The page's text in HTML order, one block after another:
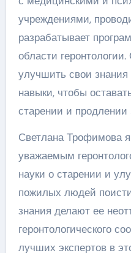
учреждениями,
разрабатывает
области
улучшить свои
навыки, чтобы
старении и продлении
Светлана Трофимова
уважаемым
науки о старении и
пожилых людей
знания делают ее
геронтологического
лучших экспертов в